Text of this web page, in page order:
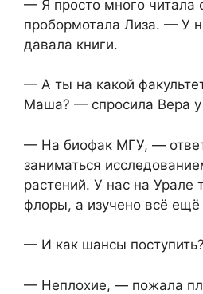
— Я просто много
пробормотала Лиза. — У
давала книги.
— А ты на какой
Маша? — спросила Вера
— На биофак МГУ, —
заниматься
растений. У нас на Урале
флоры, а изучено всё ещё
— И как шансы поступить?
— Неплохие, — пожала